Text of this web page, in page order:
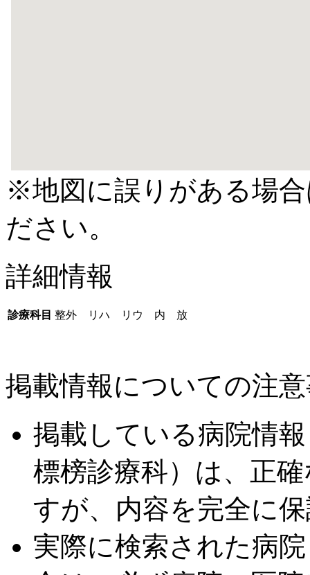
※地図に誤りがある場
ださい。
詳細情報
診療科目 整外 リハ リウ 内 放
掲載情報についての注
掲載している病院情
標榜診療科）は、正
すが、内容を完全に
実際に検索された病